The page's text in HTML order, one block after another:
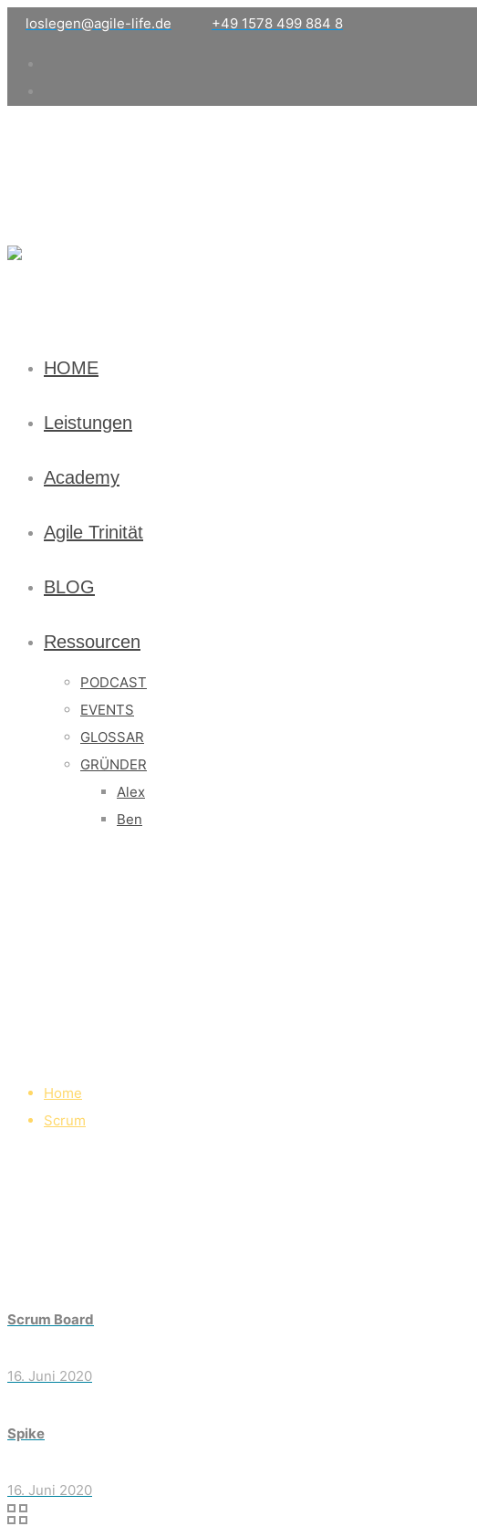
loslegen@agile-life.de +49 1578 499 884 8
HOME
Leistungen
Academy
Agile Trinität
BLOG
Ressourcen
PODCAST
EVENTS
GLOSSAR
GRÜNDER
Alex
Ben
Home
Scrum
Scrum Board
16. Juni 2020
Spike
16. Juni 2020